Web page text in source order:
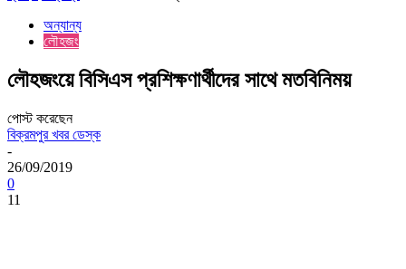
অন্যান্য
লৌহজং
লৌহজংয়ে বিসিএস প্রশিক্ষণার্থীদের সাথে মতবিনিময়
পোস্ট করেছেন
বিক্রমপুর খবর ডেস্ক
-
26/09/2019
0
11